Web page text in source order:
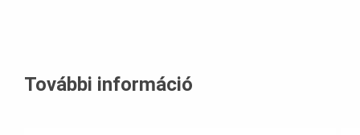
További információ